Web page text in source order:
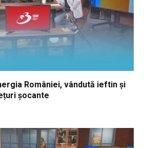
României, vândută ieftin și
șocante